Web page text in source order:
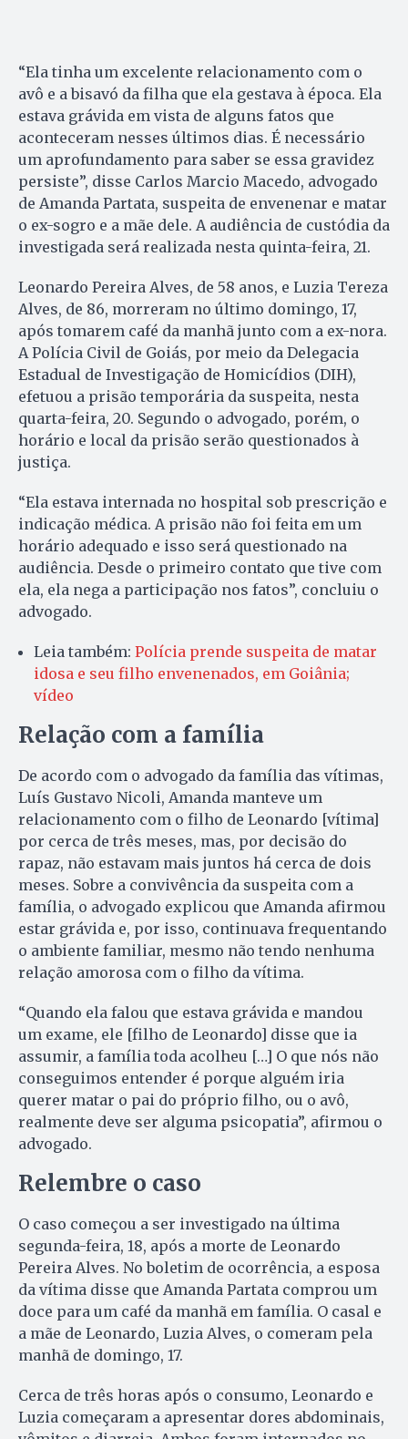
“Ela tinha um excelente relacionamento com o
avô e a bisavó da filha que ela gestava à época. Ela
estava grávida em vista de alguns fatos que
aconteceram nesses últimos dias. É necessário
um aprofundamento para saber se essa gravidez
persiste”, disse Carlos Marcio Macedo, advogado
de Amanda Partata, suspeita de envenenar e matar
o ex-sogro e a mãe dele. A audiência de custódia da
investigada será realizada nesta quinta-feira, 21.
Leonardo Pereira Alves, de 58 anos, e Luzia Tereza
Alves, de 86, morreram no último domingo, 17,
após tomarem café da manhã junto com a ex-nora.
A Polícia Civil de Goiás, por meio da Delegacia
Estadual de Investigação de Homicídios (DIH),
efetuou a prisão temporária da suspeita, nesta
quarta-feira, 20. Segundo o advogado, porém, o
horário e local da prisão serão questionados à
justiça.
“Ela estava internada no hospital sob prescrição e
indicação médica. A prisão não foi feita em um
horário adequado e isso será questionado na
audiência. Desde o primeiro contato que tive com
ela, ela nega a participação nos fatos”, concluiu o
advogado.
Leia também: Polícia prende suspeita de matar
idosa e seu filho envenenados, em Goiânia;
vídeo
Relação com a família
De acordo com o advogado da família das vítimas,
Luís Gustavo Nicoli, Amanda manteve um
relacionamento com o filho de Leonardo [vítima]
por cerca de três meses, mas, por decisão do
rapaz, não estavam mais juntos há cerca de dois
meses. Sobre a convivência da suspeita com a
família, o advogado explicou que Amanda afirmou
estar grávida e, por isso, continuava frequentando
o ambiente familiar, mesmo não tendo nenhuma
relação amorosa com o filho da vítima.
“Quando ela falou que estava grávida e mandou
um exame, ele [filho de Leonardo] disse que ia
assumir, a família toda acolheu […] O que nós não
conseguimos entender é porque alguém iria
querer matar o pai do próprio filho, ou o avô,
realmente deve ser alguma psicopatia”, afirmou o
advogado.
Relembre o caso
O caso começou a ser investigado na última
segunda-feira, 18, após a morte de Leonardo
Pereira Alves. No boletim de ocorrência, a esposa
da vítima disse que Amanda Partata comprou um
doce para um café da manhã em família. O casal e
a mãe de Leonardo, Luzia Alves, o comeram pela
manhã de domingo, 17.
Cerca de três horas após o consumo, Leonardo e
Luzia começaram a apresentar dores abdominais,